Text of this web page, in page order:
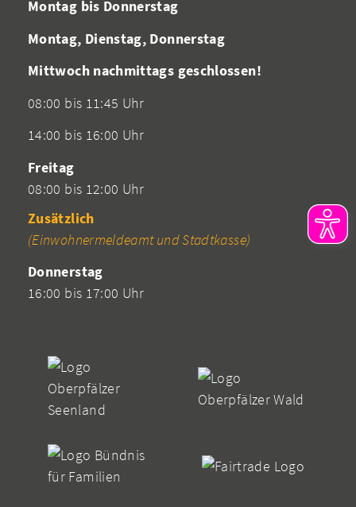
Montag bis Donnerstag
Montag, Dienstag, Donnerstag
Mittwoch nachmittags geschlossen!
08:00 bis 11:45 Uhr
14:00 bis 16:00 Uhr
Freitag
08:00 bis 12:00 Uhr
Zusätzlich
(Einwohnermeldeamt und Stadtkasse)
Donnerstag
16:00 bis 17:00 Uhr